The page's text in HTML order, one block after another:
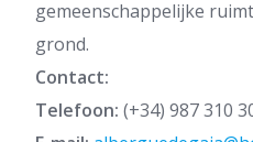
gemeenschappelijke
grond.
Contact:
Telefoon: (+34) 987 310